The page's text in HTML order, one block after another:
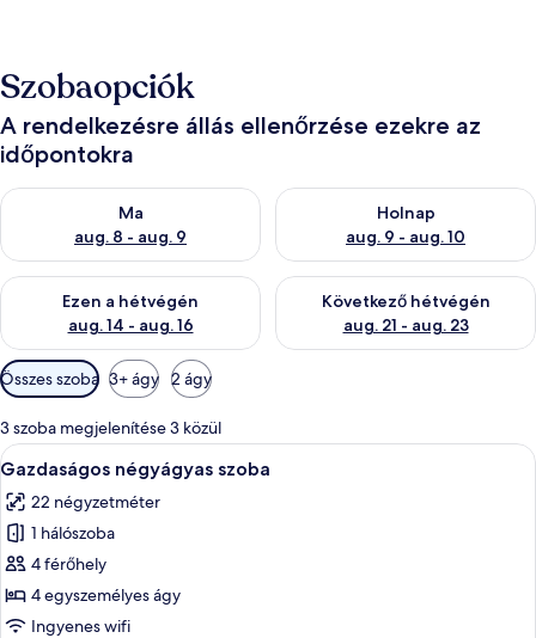
Szobaopciók
A rendelkezésre állás ellenőrzése ezekre az
időpontokra
Ma
aug. 8 - aug. 9
A ma esti rendelkezésre állás ellenőrzése: aug. 8 - aug. 9
Holnap
aug. 9 - aug. 10
A holnapi rendelkezésre állás
Ezen a hétvégén
aug. 14 - aug. 16
A mostani hétvégi rendelkezésre állás ellenőrzése: aug. 14 -
Következő hétvégén
aug. 21 - aug. 23
A következő hétvégi
Szobákhoz
rendelkezésre
álló
szűrők
Összes szoba 3+ ágy 2 ágy
3 szoba megjelenítése 3 közül
A
következő
szoba
összes
képének
megtekintése:
Gazdaságos
Egy szoba, melyben fa padló van,
28
Gazdaságos négyágyas szoba
22 négyzetméter
1 hálószoba
4 férőhely
4 egyszemélyes ágy
Ingyenes wifi